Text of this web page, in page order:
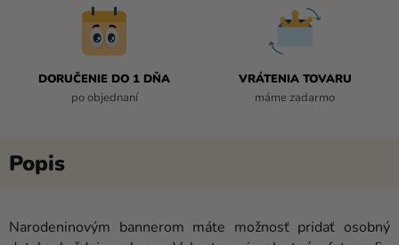
DORUČENIE DO 1 DŇA
po objednaní
VRÁTENIA TOVARU
máme zadarmo
Narodeninovým bannerom máte možnosť pridať osobný